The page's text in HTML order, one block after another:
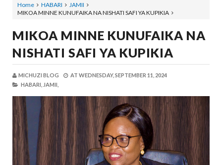
Home HABARI
JAMII
MIKOA MINNE KUNUFAIKA NA NISHATI SAFI YA KUPIKIA
MIKOA MINNE KUNUFAIKA NA
NISHATI SAFI YA KUPIKIA
MICHUZI BLOG AT WEDNESDAY, SEPTEMBER 11, 2024
HABARI, JAMII,